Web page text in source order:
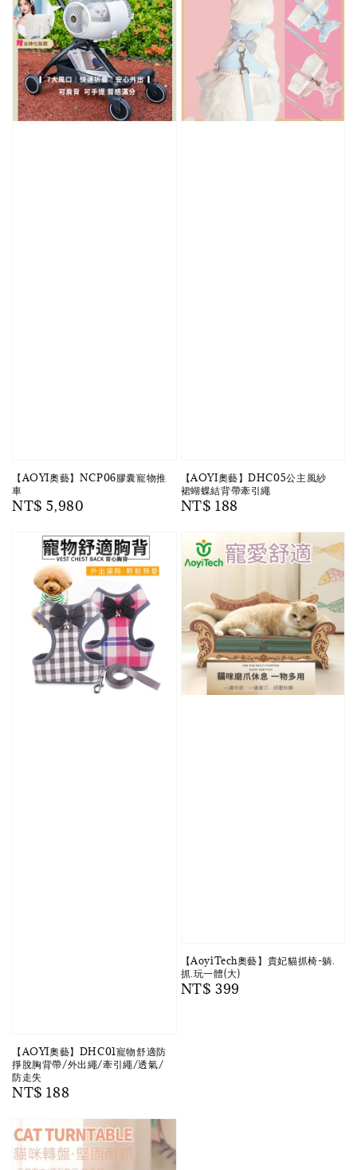
【AOYI奧藝】NCP06膠囊寵物推
車
Regular
NT$ 5,980
【AOYI奧藝】DHC05公主風紗
裙蝴蝶結背帶牽引繩
Regular
NT$ 188
【AOYI奧藝】DHC01寵物舒適防
掙脫胸背帶/外出繩/牽引繩/透氣/
防走失
Regular
NT$ 188
【AoyiTech奧藝】貴妃貓抓椅-躺.
抓.玩一體(大)
Regular
NT$ 399